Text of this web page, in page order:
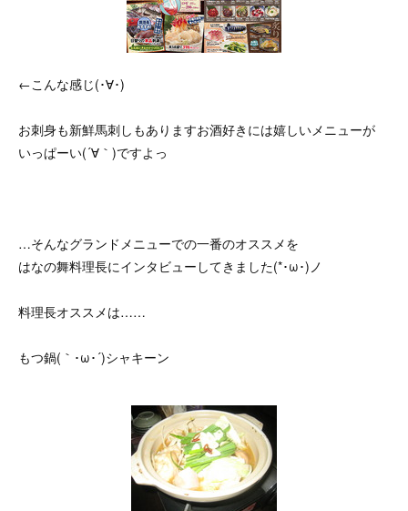
←こんな感じ(･∀･)
お刺身も新鮮馬刺しもありますお酒好きには嬉しいメニューが
いっぱーい(´∀｀)ですよっ
…そんなグランドメニューでの一番のオススメを
はなの舞料理長にインタビューしてきました(*･ω･)ノ
料理長オススメは……
もつ鍋(｀･ω･´)シャキーン